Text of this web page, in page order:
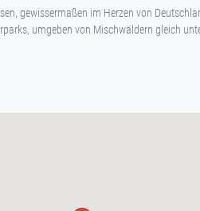
gewissermaßen im Herzen von
umgeben von Mischwäldern gleich